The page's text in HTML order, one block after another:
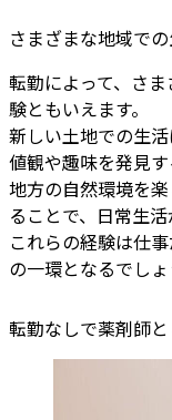
さまざまな地域で
転勤によって、さ
験ともいえます。
新しい土地での生
値観や趣味を発見す
地方の自然環境を
ることで、日常生
これらの経験は仕
の一環となるでしょ
転勤なしで薬剤師